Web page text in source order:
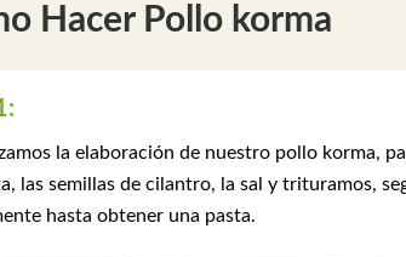
Hacer Pollo korma
la elaboración de nuestro pollo korma,
las semillas de cilantro, la sal y trituramos,
hasta obtener una pasta.